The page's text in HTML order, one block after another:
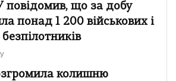
повідомив, що за добу
понад 1 200 військових і
колишню